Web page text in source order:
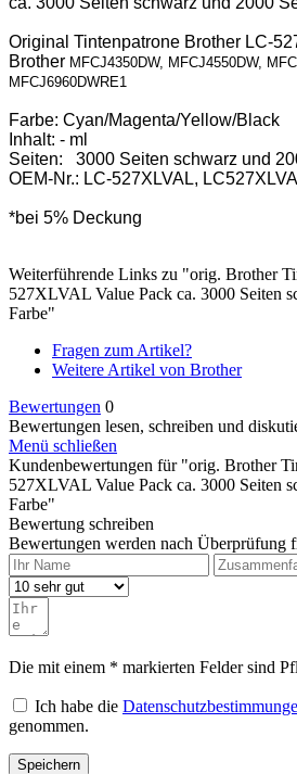
Original Tintenpatrone Brother LC-
Brother MFCJ4350DW, MFCJ4550DW,
MFCJ6960DWRE1
Farbe: Cyan/Magenta/Yellow/Black
Inhalt: - ml
Seiten: 3000 Seiten schwarz und
OEM-Nr.: LC-527XLVAL,
*bei 5% Deckung
Weiterführende Links zu "orig. Brother
527XLVAL Value Pack ca. 3000 Seiten
Farbe"
Fragen zum Artikel?
Weitere Artikel von Brother
Bewertungen 0
Bewertungen lesen, schreiben und
Menü schließen
Kundenbewertungen für "orig. Brother
527XLVAL Value Pack ca. 3000 Seiten
Farbe"
Bewertung schreiben
Bewertungen werden nach Überprüfung
Die mit einem * markierten Felder sind
Ich habe die
genommen.
Speichern